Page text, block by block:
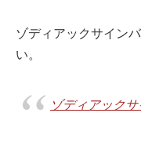
ゾディアックサイン
い。
ゾディアック